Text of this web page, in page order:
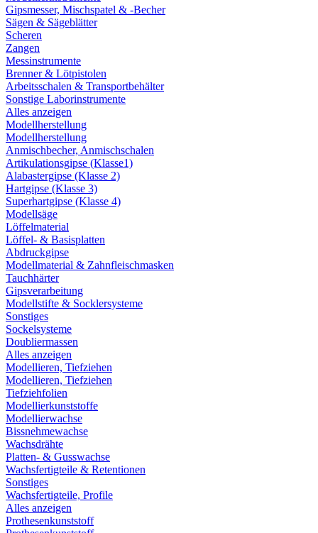
Gipsmesser, Mischspatel & -Becher
Sägen & Sägeblätter
Scheren
Zangen
Messinstrumente
Brenner & Lötpistolen
Arbeitsschalen & Transportbehälter
Sonstige Laborinstrumente
Alles anzeigen
Modellherstellung
Modellherstellung
Anmischbecher, Anmischschalen
Artikulationsgipse (Klasse1)
Alabastergipse (Klasse 2)
Hartgipse (Klasse 3)
Superhartgipse (Klasse 4)
Modellsäge
Löffelmaterial
Löffel- & Basisplatten
Abdruckgipse
Modellmaterial & Zahnfleischmasken
Tauchhärter
Gipsverarbeitung
Modellstifte & Socklersysteme
Sonstiges
Sockelsysteme
Doubliermassen
Alles anzeigen
Modellieren, Tiefziehen
Modellieren, Tiefziehen
Tiefziehfolien
Modellierkunststoffe
Modellierwachse
Bissnehmewachse
Wachsdrähte
Platten- & Gusswachse
Wachsfertigteile & Retentionen
Sonstiges
Wachsfertigteile, Profile
Alles anzeigen
Prothesenkunststoff